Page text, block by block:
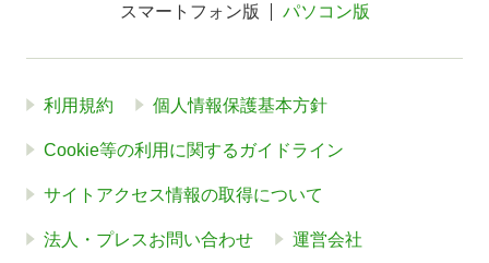
スマートフォン版 パソコン版
利用規約 個人情報保護基本方針
Cookie等の利用に関するガイドライン
サイトアクセス情報の取得について
法人・プレスお問い合わせ 運営会社